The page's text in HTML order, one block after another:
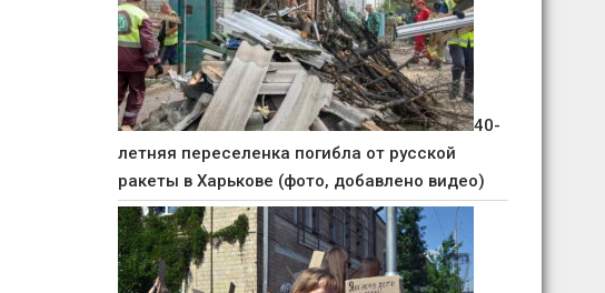
40-
летняя переселенка погибла от русской
ракеты в Харькове (фото, добавлено видео)